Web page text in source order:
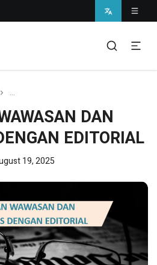
MELUASKAN WAWASAN DAN
DAN
EDITORIAL
19, 2025